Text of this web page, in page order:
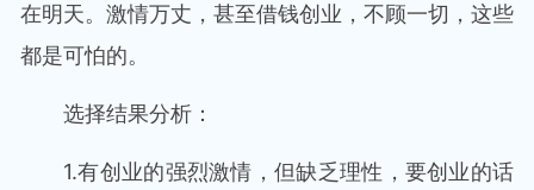
在明天。激情万丈，甚至借钱创业，不顾一切，这些
都是可怕的。
选择结果分析：
1.有创业的强烈激情，但缺乏理性，要创业的话